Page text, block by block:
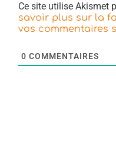
Ce site utilise Akismet
savoir plus sur la
vos commentaires
0 COMMENTAIRES